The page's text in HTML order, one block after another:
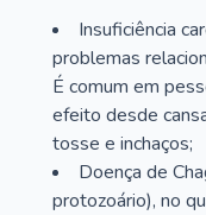
Insuficiência
problemas
É comum em
efeito desde
tosse e inchaços;
Doença de
protozoário), no